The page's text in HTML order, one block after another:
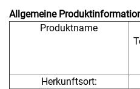
Allgemeine
Produktname
Herkunftsort: